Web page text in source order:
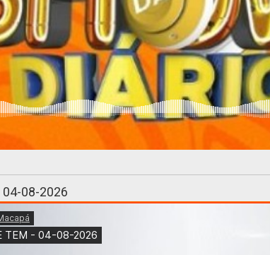
04-08-2026